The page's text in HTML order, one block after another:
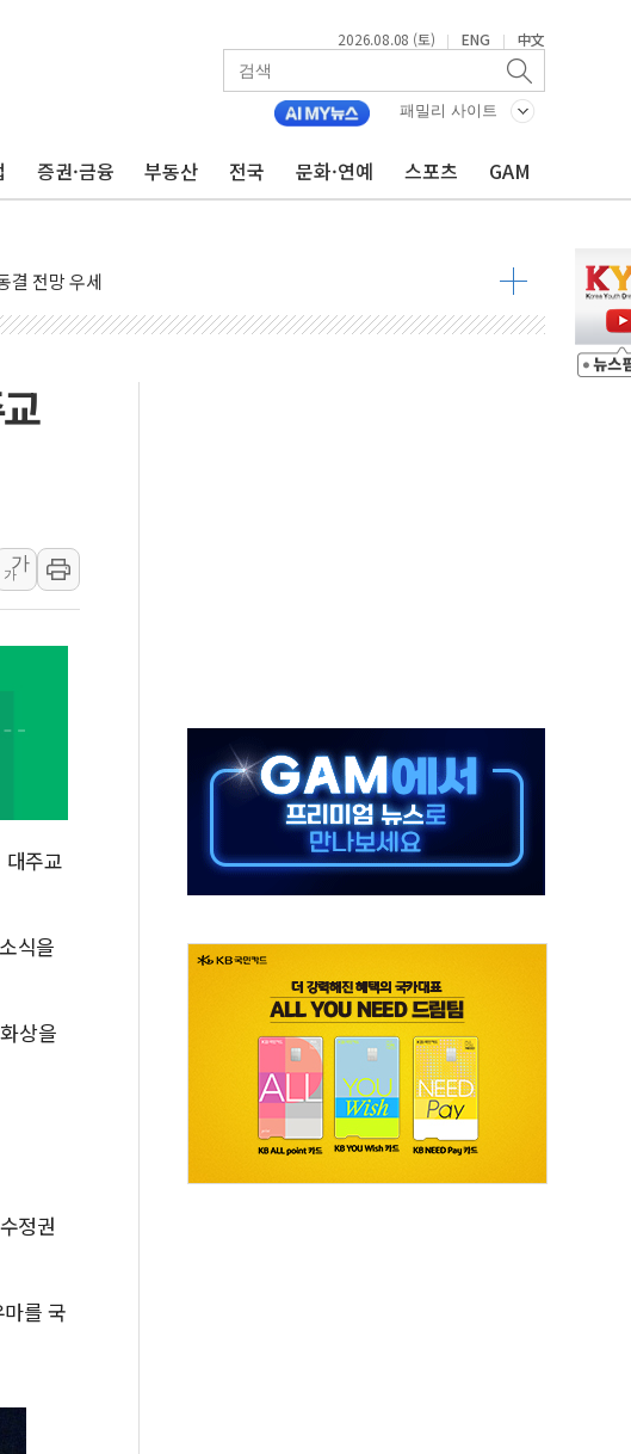
2026.08.08 (토) | ENG | 中文
패밀리 사이트
증권·금융 부동산 전국 문화·연예 스포츠 GAM
역전 vs 정청래 격차 확대'
제단체' 타진
혹 소명" 요구
상 가능성 낮아지며 상승… STOXX 600 지수는 나흘 연속 최고치
이스라엘·이란 위협에 맞설 자체 억지력 강화
다음 주"
상 '올스톱'… 美 해상봉쇄 영향
했나" 촉각
플레어·태양광주↑ VS 트레이드데스크·웬디스↓
낮춰
시 '시끌'
수도권 집중 완화 전환점"
가
가
주교
식을
상을
정권
를 국